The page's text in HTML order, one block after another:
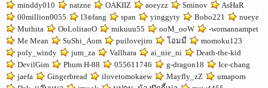
minddy010
natzne OAKIIZ aoeyzz Sminov
AsHaR
00million0055
l3๏fang span yinggyty Bobo221
nueye
Muthita
OoLolitaoO mikuuu55 ooM_ooW
-womannampet
Me Mean
SuShi_Aom puilovejiro โอมมี่
momoku123
poly_windy
jum_za Vallhara ai_nie_ni
Death-the-kid
DevilGim
Phum H-88 055611746 g-dragon18
Ice-chang
jaefa
Gingerbread ilovetomokaew Mayfly_zZ
umaporn